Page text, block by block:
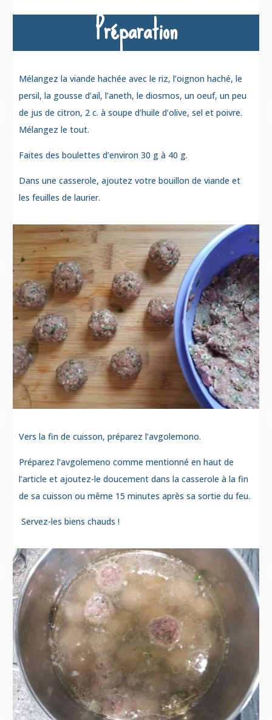
Préparation
Mélangez la viande hachée avecle riz, l’oignon haché, le
persil, la gousse d’ail, l’aneth,le diosmos, un oeuf, un peu
de jus de citron, 2 c. à soupe d’huile d’olive,sel et poivre.
Mélangez le tout.
Faites des boulettes d’environ 30 g à 40 g.
Dans une casserole, ajoutez votre bouillon de viande et
les feuilles de laurier.
Vers la fin de cuisson, préparez l’avgolemono.
Préparez l’avgolemeno comme mentionné en haut de
l’article et ajoutez-le doucement dans la casserole à la fin
de sa cuisson ou même 15 minutes après sa sortie du feu.
Servez-les biens chauds !